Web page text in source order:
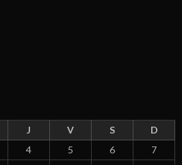
J V S
D
4 5 6
7